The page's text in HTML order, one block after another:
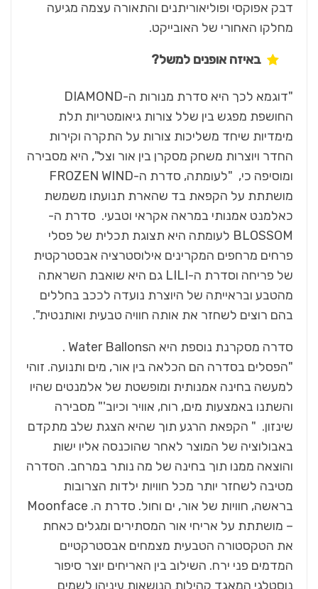
דבק אפוקסי ופוליאוריתנים והתאורה עצמה מגיעה
מחלקו האחורי של האובייקט.
באיזה אופנים למשל?
"דוגמא לכך היא סדרת מנורות ה-DIAMOND
החושפת מפגש בין שלל צורות גיאומטריות תלת
מימדיות שיחד משליכות צורות על התקרה וקירות
החדר ויוצרות משחק מסקרן בין אור וצל", היא מסבירה
מושתתת על הקפאת בד שהארת תנועתו משמשת
כאלמנט אמנותי במראה אקראי וטבעי. סדרת ה-
BLOSSOM לעומתה היא תצוגת תכלית של פסלי
פרחים מרחפים המקרינים אילוסטרציה אבסטרקטית
של פריחה וסדרת ה-LILI גם היא שואבת השראתה
מהטבע ובראייתה של היוצרת נועדה לככב בחללים
בהם רוצים לשחזר את אותה חוויה טבעית ואותנטית".
סדרה מסקרנת נוספת היא הWater Ballons .
"הפסלים בסדרה הם הכלאה בין אור, מים ותנועה. זוהי
למעשה בחינה אמנותית ומופשטת של אלמנטים שהיו
והשתנו באמצעות מים, רוח, אוויר וכיוב'" מסבירה
שינזון. " הקפאת הרגע תוך שהיא הצגת שלב מתקדם
באבולוציה של המוצר לאחר שהוכנסה אליו ישות
והוצאה ממנו תוך בחינה של מה נותר במרחב. הסדרה
מטיבה לשחזר יותר מכל חוויות ילדות הצרובות
בראשה, חוויות של אור, ים וחול. סדרת ה. Moonface
– מושתתת על אריחי אור המסתירים ומגלים כאחת
את הטקסטורה הטבעית מצמחים אבסטרקטיים
המדמים פני ירח. השילוב בין האריחים יוצר סיפור
נוסטלגי המאגד קהילות הנושאות עיניהן לשמים